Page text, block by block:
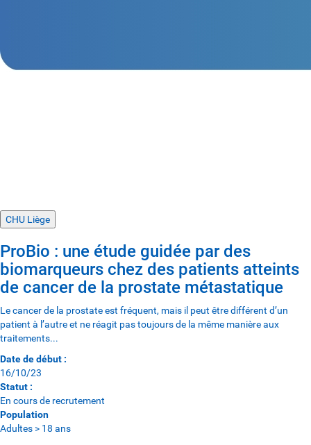
CHU Liège
ProBio : une étude guidée par des
biomarqueurs chez des patients atteints
de cancer de la prostate métastatique
Le cancer de la prostate est fréquent, mais il peut être différent d’un
patient à l’autre et ne réagit pas toujours de la même manière aux
traitements...
Date de début :
16/10/23
Statut :
En cours de recrutement
Population
Adultes > 18 ans